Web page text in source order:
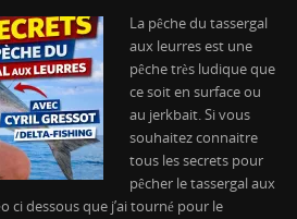
La pêche du tassergal
aux leurres est une
pêche très ludique que
ce soit en surface ou
au jerkbait. Si vous
souhaitez connaitre
tous les secrets pour
pêcher le tassergal aux
ci dessous que j’ai tourné pour le